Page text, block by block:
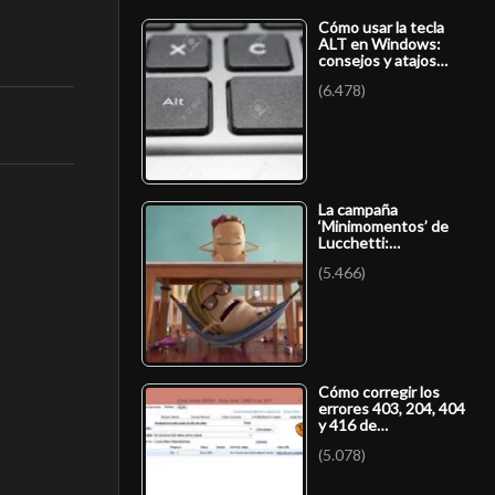
Cómo usar la tecla
ALT en Windows:
consejos y atajos…
(6.478)
La campaña
‘Minimomentos’ de
Lucchetti:…
(5.466)
Cómo corregir los
errores 403, 204, 404
y 416 de…
(5.078)